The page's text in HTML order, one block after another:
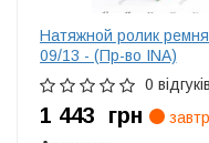
Натяжной ролик
09/13 - (Пр-во INA)
0 відгуків
1 443 грн